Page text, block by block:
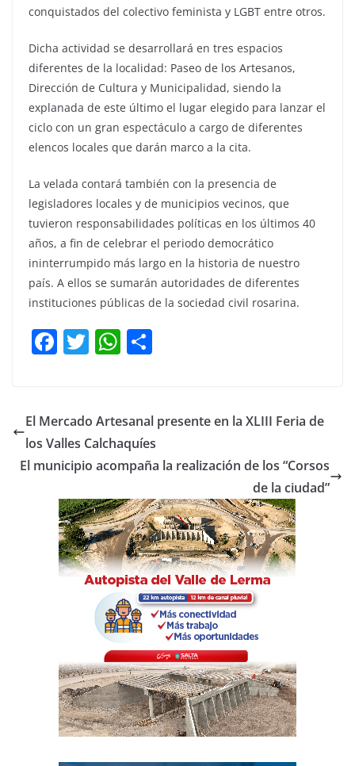
conquistados del colectivo feminista y LGBT entre otros.
Dicha actividad se desarrollará en tres espacios
diferentes de la localidad: Paseo de los Artesanos,
Dirección de Cultura y Municipalidad, siendo la
explanada de este último el lugar elegido para lanzar el
ciclo con un gran espectáculo a cargo de diferentes
elencos locales que darán marco a la cita.
La velada contará también con la presencia de
legisladores locales y de municipios vecinos, que
tuvieron responsabilidades políticas en los últimos 40
años, a fin de celebrar el periodo democrático
ininterrumpido más largo en la historia de nuestro
país. A ellos se sumarán autoridades de diferentes
instituciones públicas de la sociedad civil rosarina.
F
e
b
o
o
k
T
er
W
s
A
p
p
p
ar
tir
El Mercado Artesanal presente en la XLIII Feria de
los Valles Calchaquíes
El municipio acompaña la realización de los “Corsos
de la ciudad”